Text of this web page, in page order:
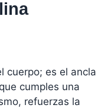
cuerpo; es el ancla
cumples una
refuerzas la